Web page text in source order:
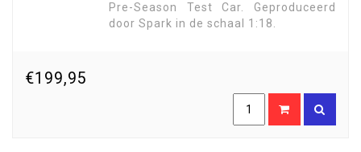
Pre-Season Test Car. Geproduceerd
door Spark in de schaal 1:18.
€199,95